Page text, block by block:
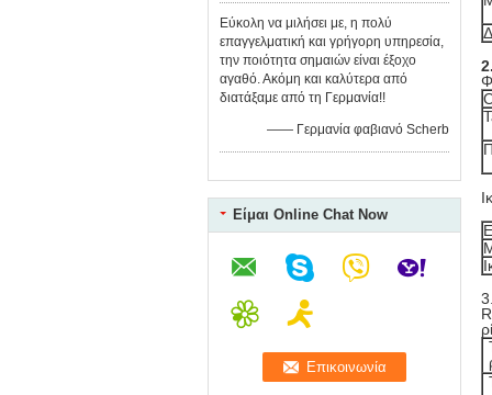
Εύκολη να μιλήσει με, η πολύ
επαγγελματική και γρήγορη υπηρεσία,
την ποιότητα σημαιών είναι έξοχο
αγαθό. Ακόμη και καλύτερα από
διατάξαμε από τη Γερμανία!!
—— Γερμανία φαβιανό Scherb
Είμαι Online Chat Now
3.